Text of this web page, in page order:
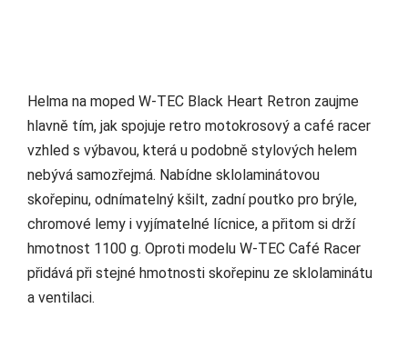
Helma na moped W-TEC Black Heart Retron zaujme
hlavně tím, jak spojuje retro motokrosový a café racer
vzhled s výbavou, která u podobně stylových helem
nebývá samozřejmá. Nabídne sklolaminátovou
skořepinu, odnímatelný kšilt, zadní poutko pro brýle,
chromové lemy i vyjímatelné lícnice, a přitom si drží
hmotnost 1100 g. Oproti modelu W-TEC Café Racer
přidává při stejné hmotnosti skořepinu ze sklolaminátu
a ventilaci.